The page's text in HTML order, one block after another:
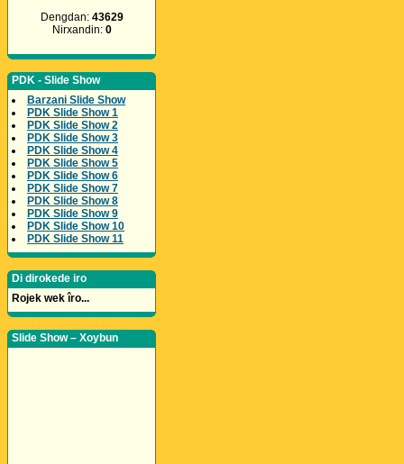
Dengdan: 43629
Nirxandin: 0
PDK - Slide Show
Barzani Slide Show
PDK Slide Show 1
PDK Slide Show 2
PDK Slide Show 3
PDK Slide Show 4
PDK Slide Show 5
PDK Slide Show 6
PDK Slide Show 7
PDK Slide Show 8
PDK Slide Show 9
PDK Slide Show 10
PDK Slide Show 11
Di dirokede iro
Rojek wek îro...
Slide Show – Xoybun